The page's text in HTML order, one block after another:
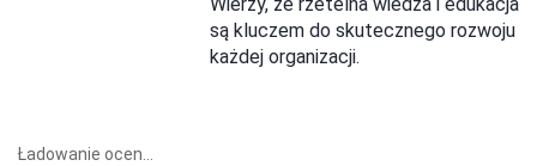
Wierzy, że rzetelna wiedza i edukacja
są kluczem do skutecznego rozwoju
każdej organizacji.
Ładowanie ocen...